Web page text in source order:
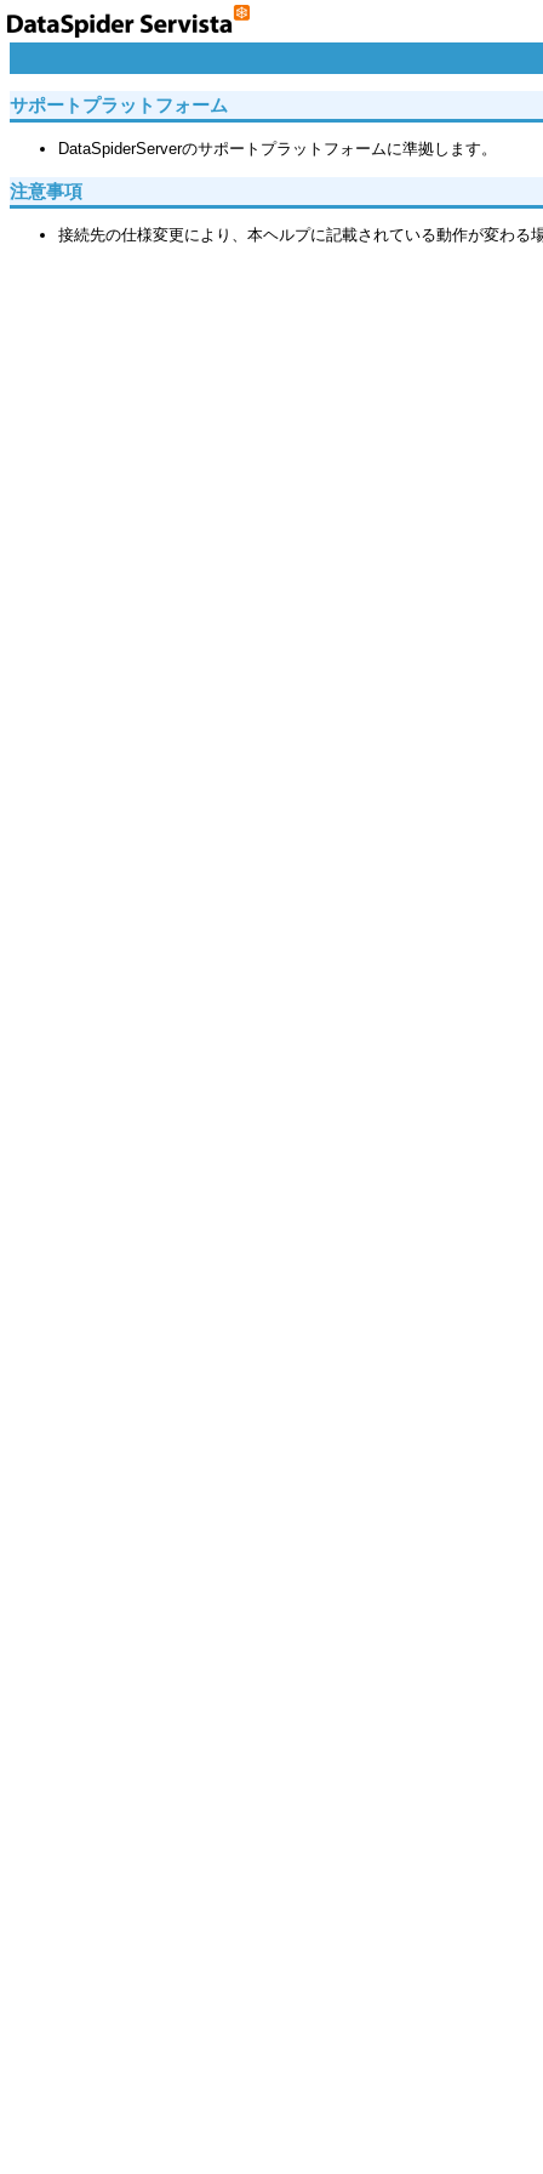
サポートプラットフォーム
DataSpiderServerのサポートプラットフォームに準拠します。
注意事項
接続先の仕様変更により、本ヘルプに記載されている動作が変わる